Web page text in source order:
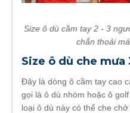
Size ô dù cầm tay 2 - 3
chắn thoải
Size ô dù che mưa
Đây là dòng ô cầm tay cao
gọi là ô dù nhóm hoặc ô
loại ô dù này có thể che